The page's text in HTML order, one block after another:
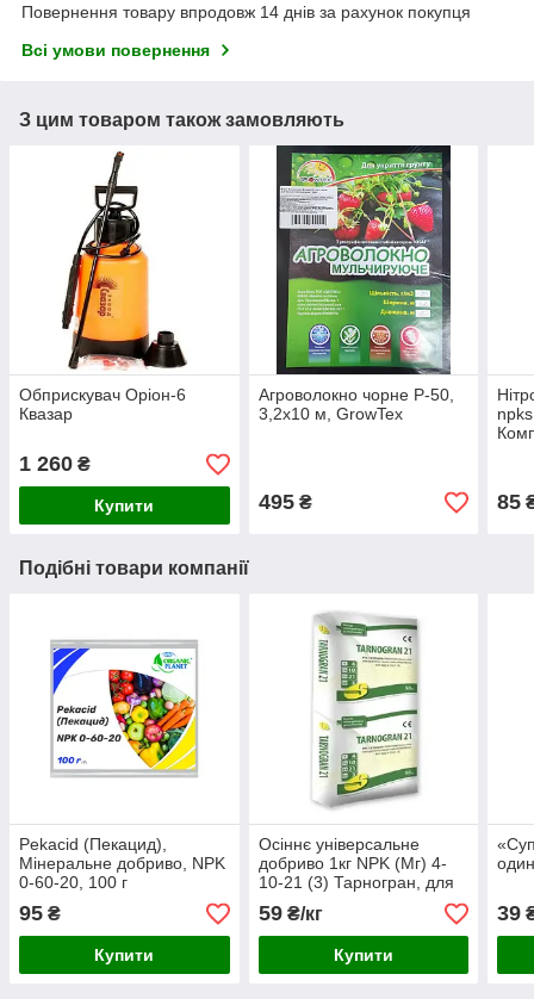
Повернення товару впродовж 14 днів за рахунок покупця
Всі умови повернення
З цим товаром також замовляють
Обприскувач Оріон-6
Квазар
1 260 ₴
Купити
Агроволокно чорне Р-50,
3,2х10 м, GrowTex
495₴ 85
Подібні товари компанії
Pekacid (Пекацид),
Мінеральне добриво, NPK
0-60-20, 100 г
95 ₴
Купити
Осіннє універсальне
добриво 1кг NPK (Мг) 4-
10-21 (3) Тарногран, для
лохини, для троянд
Siarkopol
59₴/кг
Купити
39